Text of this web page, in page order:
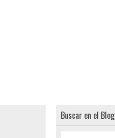
Buscar en el Blog